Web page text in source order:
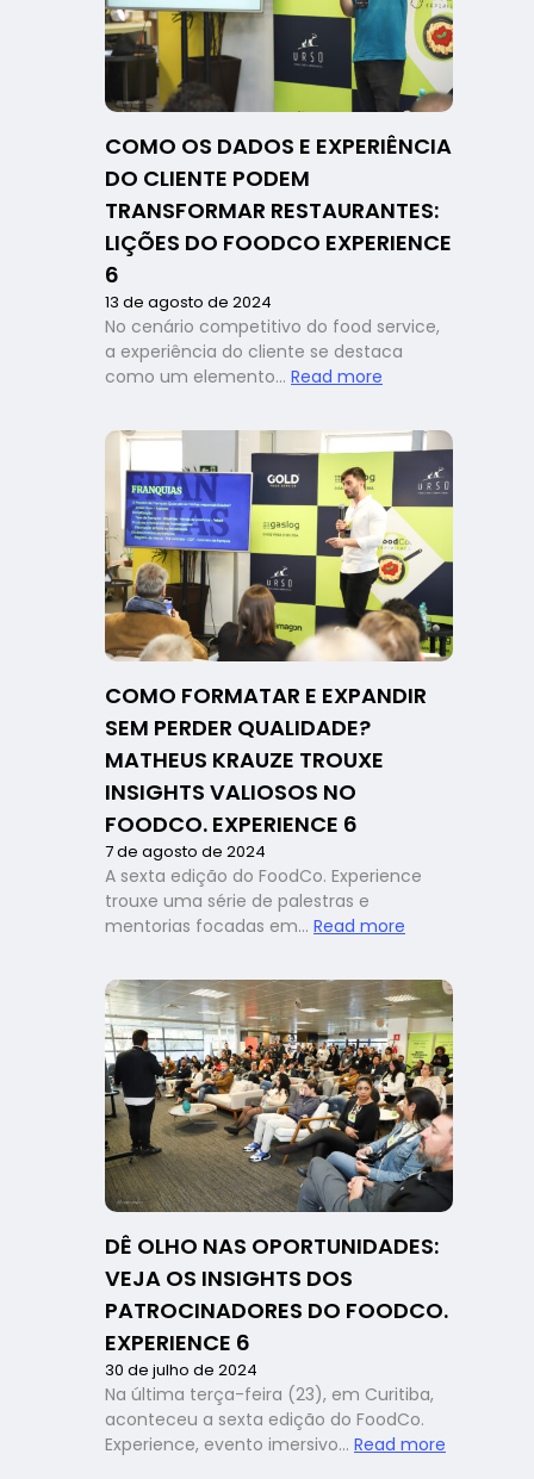
restaurante:
com
Matheus
FoodCo.
Experience
6
COMO OS DADOS E EXPERIÊNCIA
DO CLIENTE PODEM
TRANSFORMAR RESTAURANTES:
LIÇÕES DO FOODCO EXPERIENCE
6
13 de agosto de 2024
No cenário competitivo do food service,
a experiência do cliente se destaca
como um elemento… Read more
dados
experiência
do
cliente
podem
transformar
restaurantes:
lições
FoodCo
6
COMO FORMATAR E EXPANDIR
SEM PERDER QUALIDADE?
MATHEUS KRAUZE TROUXE
INSIGHTS VALIOSOS NO
FOODCO. EXPERIENCE 6
7 de agosto de 2024
A sexta edição do FoodCo. Experience
trouxe uma série de palestras e
mentorias focadas em… Read more
formatar
e
expandir
sem
perder
qualidade?
Matheus
Krauze
trouxe
insights
no
Experience
6
DÊ OLHO NAS OPORTUNIDADES:
VEJA OS INSIGHTS DOS
PATROCINADORES DO FOODCO.
EXPERIENCE 6
30 de julho de 2024
Na última terça-feira (23), em Curitiba,
aconteceu a sexta edição do FoodCo.
Experience, evento imersivo… Read more